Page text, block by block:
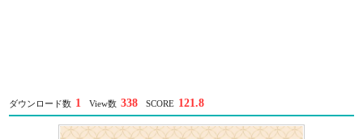
ダウンロード数 1 View数 338 SCORE 121.8